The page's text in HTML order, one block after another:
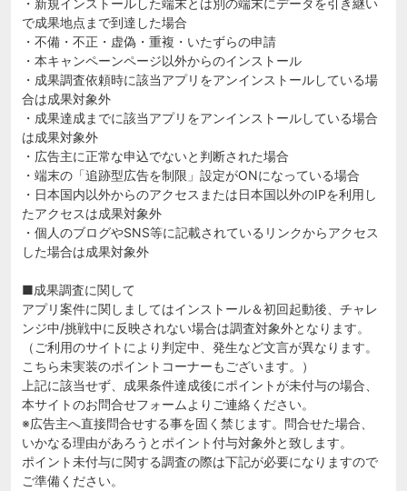
・新規インストールした端末とは別の端末にデータを引き継い
で成果地点まで到達した場合
・不備・不正・虚偽・重複・いたずらの申請
・本キャンペーンページ以外からのインストール
・成果調査依頼時に該当アプリをアンインストールしている場
合は成果対象外
・成果達成までに該当アプリをアンインストールしている場合
は成果対象外
・広告主に正常な申込でないと判断された場合
・端末の「追跡型広告を制限」設定がONになっている場合
・日本国内以外からのアクセスまたは日本国以外のIPを利用し
たアクセスは成果対象外
・個人のブログやSNS等に記載されているリンクからアクセス
した場合は成果対象外
■成果調査に関して
アプリ案件に関しましてはインストール＆初回起動後、チャレ
ンジ中/挑戦中に反映されない場合は調査対象外となります。
（ご利用のサイトにより判定中、発生など文言が異なります。
こちら未実装のポイントコーナーもございます。）
上記に該当せず、成果条件達成後にポイントが未付与の場合、
本サイトのお問合せフォームよりご連絡ください。
※広告主へ直接問合せする事を固く禁じます。問合せた場合、
いかなる理由があろうとポイント付与対象外と致します。
ポイント未付与に関する調査の際は下記が必要になりますので
ご準備ください。